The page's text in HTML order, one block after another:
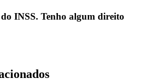
INSS. Tenho algum direito